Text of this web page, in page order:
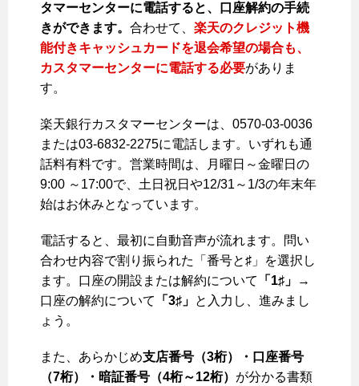
タマーセンターに電話すると、口座解約の手続
きができます。 合わせて、 楽天のクレジット機
能付きキャッシュカードを退会希望の場合も、
カスタマーセンターに電話する必要がありま
す。
楽天銀行カスタマーセンターは、0570-03-0036
または03-6832-2275に電話します。いずれも通
話料有料です。営業時間は、月曜日～金曜日の
9:00 ～17:00で、土日祝日や12/31～1/3の年末年
始はお休みとなっています。
電話すると、最初に自動音声が流れます。問い
合わせ内容で割り振られた「番号と♯」を選択し
ます。口座の開設または解約について
「1♯」
→
口座の解約について
「3♯」 と入力し、進みまし
ょう。
また、あらかじめ支店番号（3桁）・口座番号
（7桁）・暗証番号（4桁～12桁） が分かる書類